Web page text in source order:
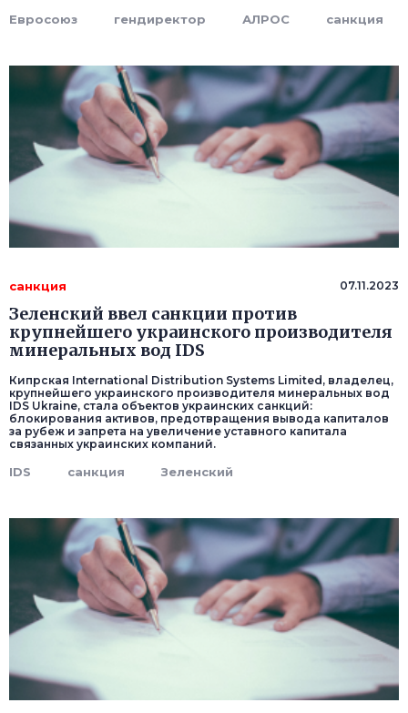
Евросоюз гендиректор АЛРОС санкция
санкция 07.11.2023
Зеленский ввел санкции против
крупнейшего украинского производителя
минеральных вод IDS
Кипрская International Distribution Systems Limited, владелец,
крупнейшего украинского производителя минеральных вод
IDS Ukraine, стала объектов украинских санкций:
блокирования активов, предотвращения вывода капиталов
за рубеж и запрета на увеличение уставного капитала
связанных украинских компаний.
IDS санкция Зеленский